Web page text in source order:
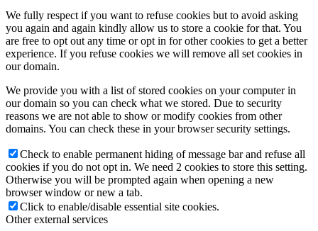
We fully respect if you want to refuse cookies but to avoid asking
you again and again kindly allow us to store a cookie for that. You
are free to opt out any time or opt in for other cookies to get a better
experience. If you refuse cookies we will remove all set cookies in
our domain.
We provide you with a list of stored cookies on your computer in
our domain so you can check what we stored. Due to security
reasons we are not able to show or modify cookies from other
domains. You can check these in your browser security settings.
Check to enable permanent hiding of message bar and refuse all
cookies if you do not opt in. We need 2 cookies to store this setting.
Otherwise you will be prompted again when opening a new
browser window or new a tab.
Click to enable/disable essential site cookies.
Other external services